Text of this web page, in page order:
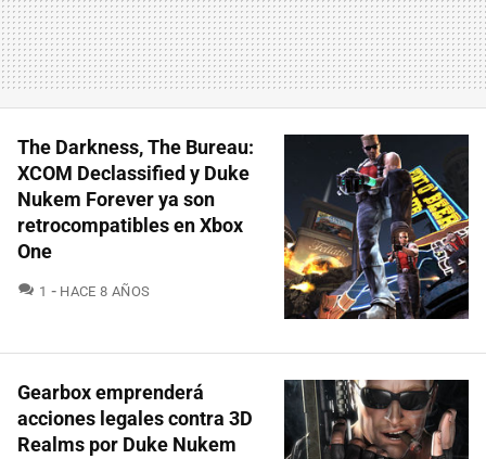
The Darkness, The Bureau:
XCOM Declassified y Duke
Nukem Forever ya son
retrocompatibles en Xbox
One
1 COMENTARIOS
HACE 8 AÑOS
Gearbox emprenderá
acciones legales contra 3D
Realms por Duke Nukem